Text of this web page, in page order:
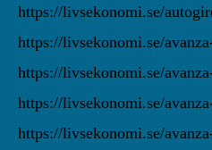
https://livsekonomi.se/
https://livsekonomi.se/
https://livsekonomi.se/
https://livsekonomi.se/
https://livsekonomi.se/